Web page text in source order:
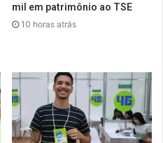
mil em patrimônio ao TSE
10 horas atrás